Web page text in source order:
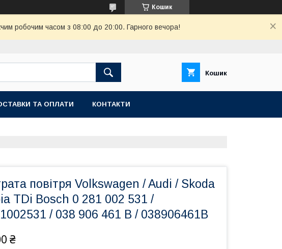
Кошик
робочим часом з 08:00 до 20:00. Гарного вечора!
Кошик
ТА ОПЛАТИ КОНТАКТИ
повітря Volkswagen / Audi / Skoda
TDi Bosch 0 281 002 531 /
/ 038 906 461 B / 038906461B
₴